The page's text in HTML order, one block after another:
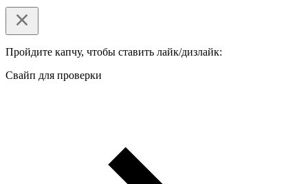
Пройдите капчу, чтобы ставить лайк/дизлайк:
Свайп для проверки